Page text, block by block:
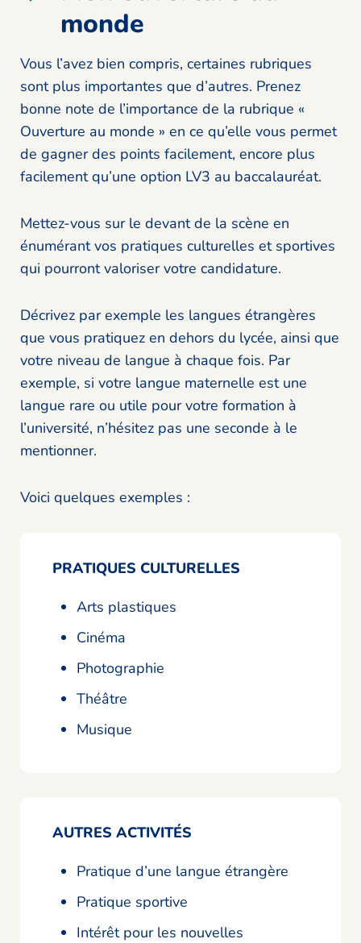
monde
Vous l’avez bien compris, certaines rubriques
sont plus importantes que d’autres. Prenez
bonne note de l’importance de la rubrique «
Ouverture au monde » en ce qu’elle vous permet
de gagner des points facilement, encore plus
facilement qu’une option LV3 au baccalauréat.
Mettez-vous sur le devant de la scène en
énumérant vos pratiques culturelles et sportives
qui pourront valoriser votre candidature.
Décrivez par exemple les langues étrangères
que vous pratiquez en dehors du lycée, ainsi que
votre niveau de langue à chaque fois. Par
exemple, si votre langue maternelle est une
langue rare ou utile pour votre formation à
l’université, n’hésitez pas une seconde à le
mentionner.
Voici quelques exemples :
PRATIQUES CULTURELLES
Arts plastiques
Cinéma
Photographie
Théâtre
Musique
AUTRES ACTIVITÉS
Pratique d’une langue étrangère
Pratique sportive
Intérêt pour les nouvelles